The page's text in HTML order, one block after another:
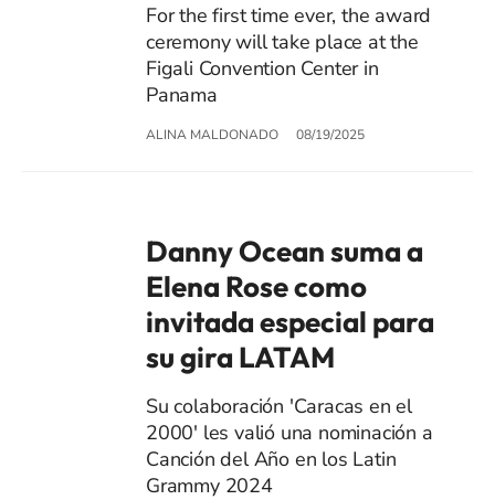
For the first time ever, the award
ceremony will take place at the
Figali Convention Center in
Panama
ALINA MALDONADO 08/19/2025
Danny Ocean suma a
Elena Rose como
invitada especial para
su gira LATAM
Su colaboración 'Caracas en el
2000' les valió una nominación a
Canción del Año en los Latin
Grammy 2024